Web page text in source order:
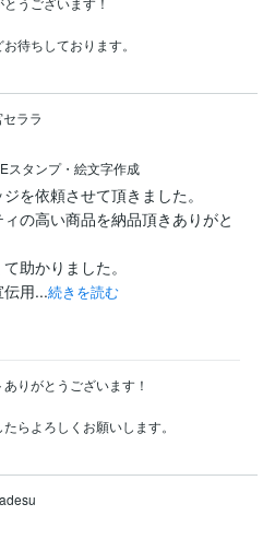
ララ
スタンプ・絵文字作成
を依頼させて頂きました。
の高い商品を納品頂きありがと
助かりました。
伝用...続きを読む
りがとうございます！